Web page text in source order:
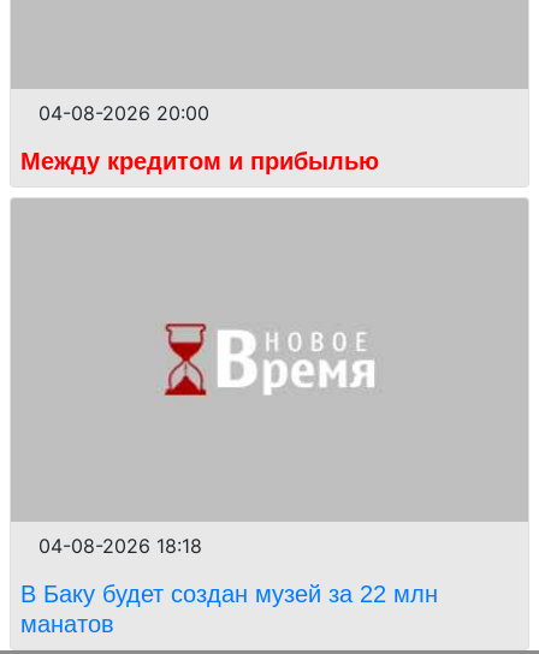
04-08-2026 20:00
Между кредитом и прибылью
04-08-2026 18:18
В Баку будет создан музей за 22 млн
манатов